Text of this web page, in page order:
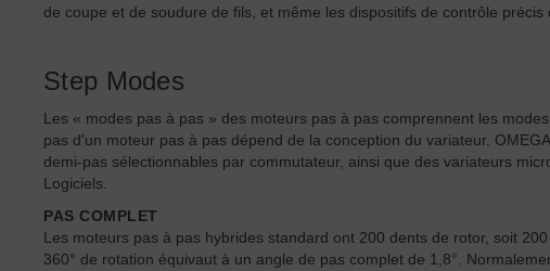
de coupe et de soudure de fils, et même les dispositifs de contrôle précis
Step Modes
Les « modes pas à pas » des moteurs pas à pas comprennent les
pas d'un moteur pas à pas dépend de la conception du variateur.
demi-pas sélectionnables par commutateur, ainsi que des variateurs
Logiciels.
PAS COMPLET
Les moteurs pas à pas hybrides standard ont 200 dents de rotor, soit
360° de rotation équivaut à un angle de pas complet de 1,8°.